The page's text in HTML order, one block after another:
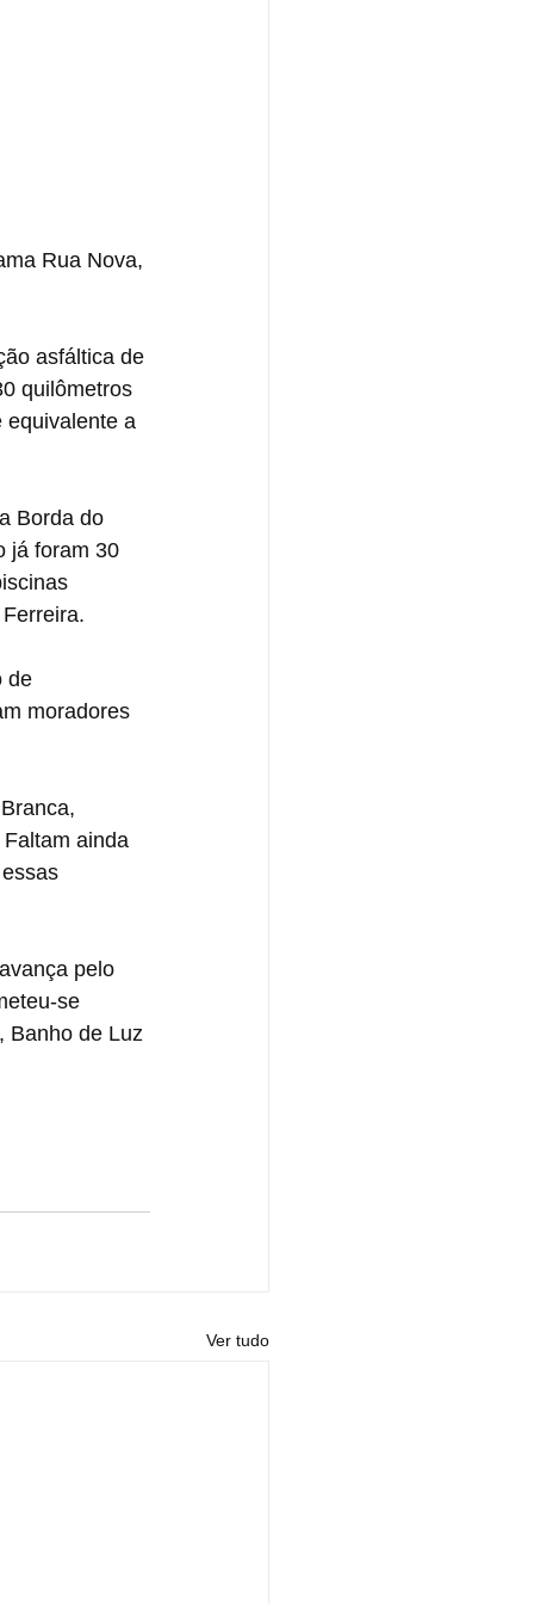
Rua Nova,
asfáltica de
quilômetros
equivalente a
Borda do
já foram 30
de
moradores
ainda
pelo
se
Banho de Luz
Ver tudo